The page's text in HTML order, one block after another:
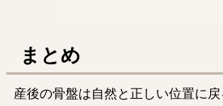
まとめ
産後の骨盤は自然と正しい位置に